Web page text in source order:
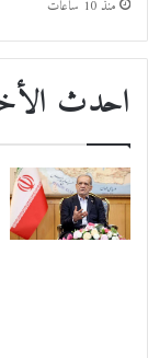
منذ 10 ساعات
احدث